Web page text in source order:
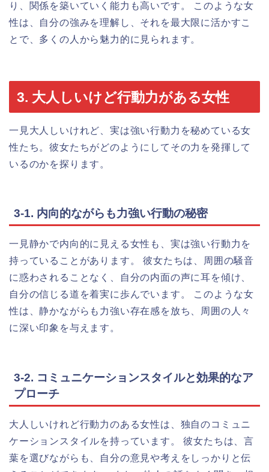
り、関係を築いていく能力も高いです。 このような女
性は、自分の強みを理解し、それを最大限に活かすこ
とで、多くの人から魅力的に見られます。
3. 大人しいけど行動力がある女性
一見大人しいけれど、実は強い行動力を秘めている女
性たち。彼女たちがどのようにしてその力を発揮して
いるのかを探ります。
3-1. 内向的ながらも力強い行動の秘密
一見静かで内向的に見える女性も、実は強い行動力を
持っていることがあります。 彼女たちは、周囲の騒音
に惑わされることなく、自分の内面の声に耳を傾け、
自分の信じる道を着実に歩んでいます。 このような女
性は、静かながらも力強い存在感を放ち、周囲の人々
に深い印象を与えます。
3-2. コミュニケーションスタイルと効果的なア
プローチ
大人しいけれど行動力のある女性は、独自のコミュニ
ケーションスタイルを持っています。 彼女たちは、言
葉を選びながらも、自分の意見や考えをしっかりと伝